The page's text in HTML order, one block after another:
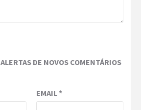
DE NOVOS COMENTÁRIOS
EMAIL*